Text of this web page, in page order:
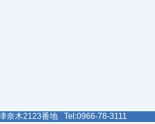
奈木2123番地 Tel:0966-78-3111